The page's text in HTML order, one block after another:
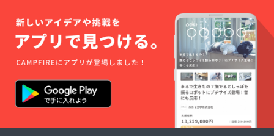
他、参
加バン
ドやプ
ロジェ
クトは
多数。
エン
ターテ
イメン
あふれ
たス
テージ
きたリ
ズム
感、グ
ルーブ
感をス
トレー
トに音
に表現
できる
いス
ティー
ルパン
はご支
援者様
の別途
ご負担
となり
ます。
愛知県
からの
移動を
ご参考
にご検
討くだ